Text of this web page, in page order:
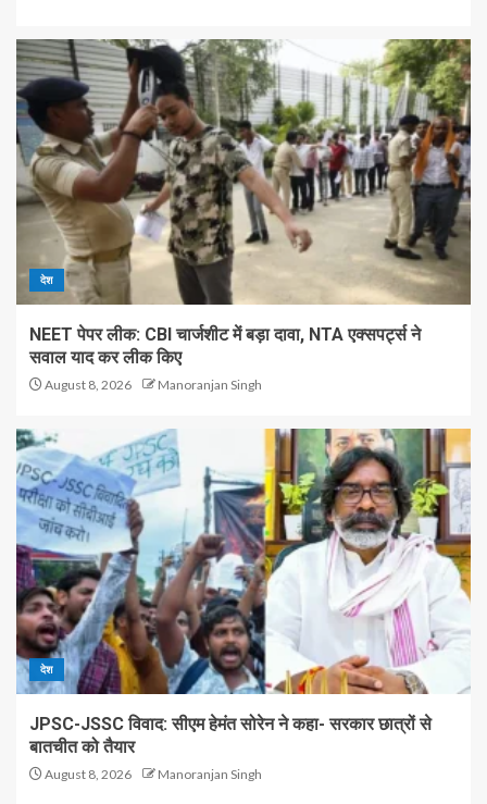
देश
NEET पेपर लीक: CBI चार्जशीट में बड़ा दावा, NTA एक्सपर्ट्स ने
सवाल याद कर लीक किए
August 8, 2026 Manoranjan Singh
देश
JPSC-JSSC विवाद: सीएम हेमंत सोरेन ने कहा- सरकार छात्रों से
बातचीत को तैयार
August 8, 2026 Manoranjan Singh